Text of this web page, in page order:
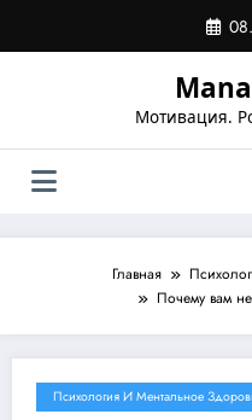
содержимому
Мотивация.
Главная
Почему вам
Психология И Ментальное